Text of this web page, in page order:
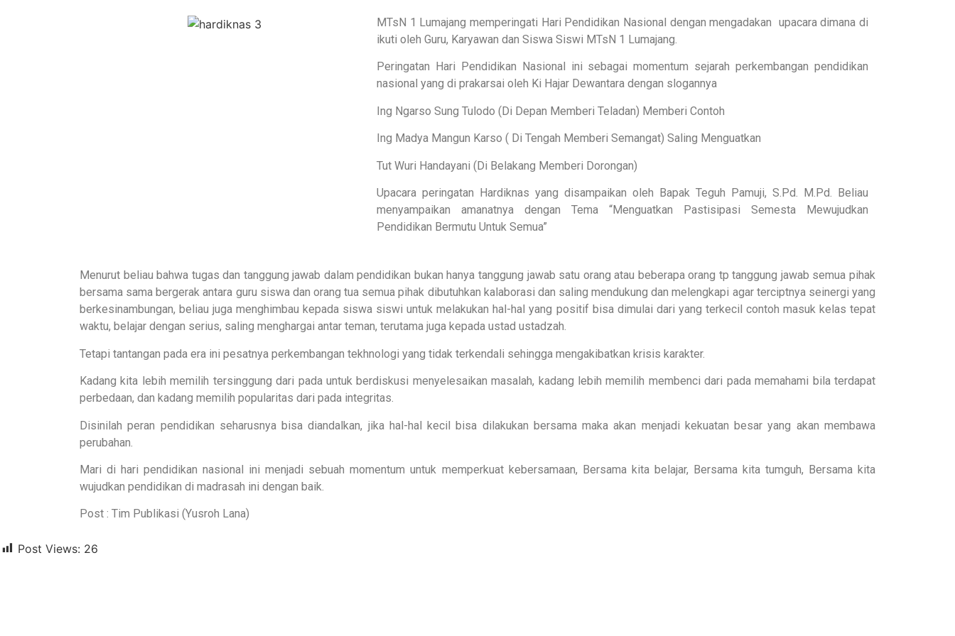
MTsN 1 Lumajang memperingati Hari Pendidikan Nasional dengan mengadakan upacara dimana di
ikuti oleh Guru, Karyawan dan Siswa Siswi MTsN 1 Lumajang.
Peringatan Hari Pendidikan Nasional ini sebagai momentum sejarah perkembangan pendidikan
nasional yang di prakarsai oleh Ki Hajar Dewantara dengan slogannya
Ing Ngarso Sung Tulodo (Di Depan Memberi Teladan) Memberi Contoh
Ing Madya Mangun Karso ( Di Tengah Memberi Semangat) Saling Menguatkan
Tut Wuri Handayani (Di Belakang Memberi Dorongan)
Upacara peringatan Hardiknas yang disampaikan oleh Bapak Teguh Pamuji, S.Pd. M.Pd. Beliau
menyampaikan amanatnya dengan Tema “Menguatkan Pastisipasi Semesta Mewujudkan
Pendidikan Bermutu Untuk Semua”
Menurut beliau bahwa tugas dan tanggung jawab dalam pendidikan bukan hanya tanggung jawab satu orang atau beberapa orang tp tanggung jawab semua pihak
bersama sama bergerak antara guru siswa dan orang tua semua pihak dibutuhkan kalaborasi dan saling mendukung dan melengkapi agar terciptnya seinergi yang
berkesinambungan, beliau juga menghimbau kepada siswa siswi untuk melakukan hal-hal yang positif bisa dimulai dari yang terkecil contoh masuk kelas tepat
waktu, belajar dengan serius, saling menghargai antar teman, terutama juga kepada ustad ustadzah.
Tetapi tantangan pada era ini pesatnya perkembangan tekhnologi yang tidak terkendali sehingga mengakibatkan krisis karakter.
Kadang kita lebih memilih tersinggung dari pada untuk berdiskusi menyelesaikan masalah, kadang lebih memilih membenci dari pada memahami bila terdapat
perbedaan, dan kadang memilih popularitas dari pada integritas.
Disinilah peran pendidikan seharusnya bisa diandalkan, jika hal-hal kecil bisa dilakukan bersama maka akan menjadi kekuatan besar yang akan membawa
perubahan.
Mari di hari pendidikan nasional ini menjadi sebuah momentum untuk memperkuat kebersamaan, Bersama kita belajar, Bersama kita tumguh, Bersama kita
wujudkan pendidikan di madrasah ini dengan baik.
Post : Tim Publikasi (Yusroh Lana)
Post Views: 26